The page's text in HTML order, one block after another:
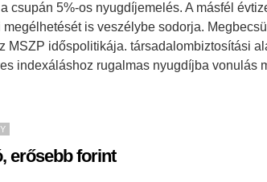
csupán 5%-os nyugdíjemelés. A másfél
is veszélybe sodorja.
MSZP időspolitikája. társadalombiztosítási
indexáláshoz rugalmas nyugdíjba vonulás
erősebb forint